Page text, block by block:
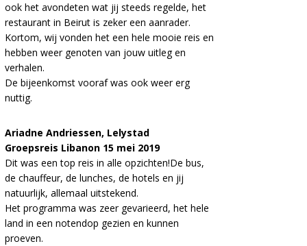
ook het avondeten wat jij steeds regelde, het
restaurant in Beirut is zeker een aanrader.
Kortom, wij vonden het een hele mooie reis en
hebben weer genoten van jouw uitleg en
verhalen.
De bijeenkomst vooraf was ook weer erg
nuttig.
Ariadne Andriessen, Lelystad
Groepsreis Libanon 15 mei 2019
Dit was een top reis in alle opzichten!De bus,
de chauffeur, de lunches, de hotels en jij
natuurlijk, allemaal uitstekend.
Het programma was zeer gevarieerd, het hele
land in een notendop gezien en kunnen
proeven.